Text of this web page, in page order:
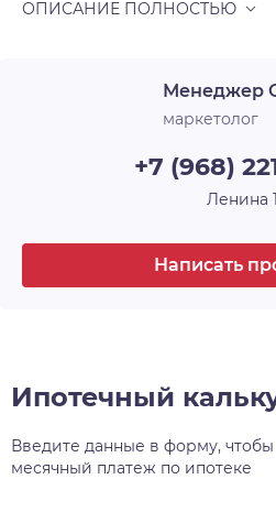
Новосибирска. Особое
два детских сада и
. Расположенный в районе
важнейших транспортных
Димитровским мостом и
интересным
недвижимости
Менеджер
маркетолог
+7 (968)
Ленина
Написать
Ипотечный
Введите данные в форму, чтобы
месячный платеж по ипотеке